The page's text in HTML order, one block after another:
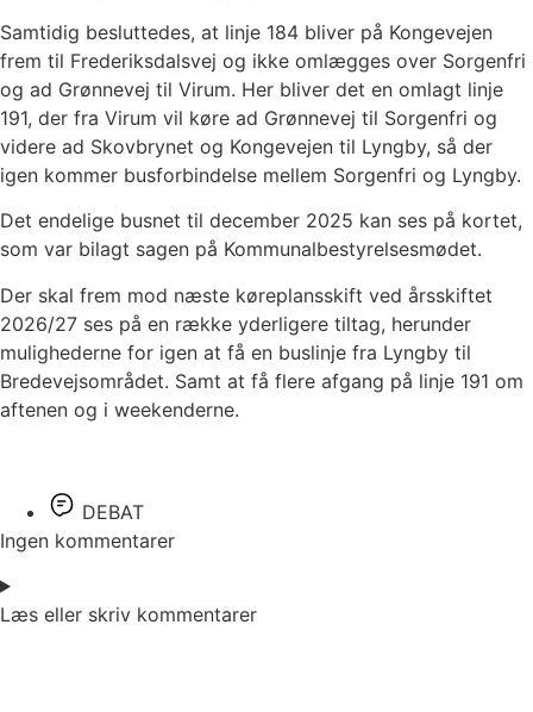
Samtidig besluttedes, at linje 184 bliver på Kongevejen
frem til Frederiksdalsvej og ikke omlægges over Sorgenfri
og ad Grønnevej til Virum. Her bliver det en omlagt linje
191, der fra Virum vil køre ad Grønnevej til Sorgenfri og
videre ad Skovbrynet og Kongevejen til Lyngby, så der
igen kommer busforbindelse mellem Sorgenfri og Lyngby.
Det endelige busnet til december 2025 kan ses på kortet,
som var bilagt sagen på Kommunalbestyrelsesmødet.
Der skal frem mod næste køreplansskift ved årsskiftet
2026/27 ses på en række yderligere tiltag, herunder
mulighederne for igen at få en buslinje fra Lyngby til
Bredevejsområdet. Samt at få flere afgang på linje 191 om
aftenen og i weekenderne.
DEBAT
Ingen kommentarer
Læs eller skriv kommentarer